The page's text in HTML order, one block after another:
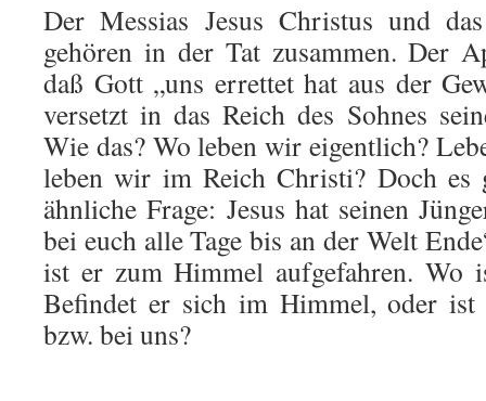
Der Messias Jesus Christus und
gehören in der Tat zusammen. Der
daß Gott „uns errettet hat aus der
versetzt in das Reich des Sohnes
Wie das? Wo leben wir eigentlich?
leben wir im Reich Christi? Doch es
ähnliche Frage: Jesus hat seinen
bei euch alle Tage bis an der Welt
ist er zum Himmel aufgefahren. Wo
Befindet er sich im Himmel, oder ist
bzw. bei uns?